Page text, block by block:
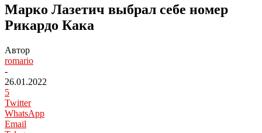
Марко Лазетич выбрал себе номер
Рикардо Кака
Автор
romario
-
26.01.2022
5
Twitter
WhatsApp
Email